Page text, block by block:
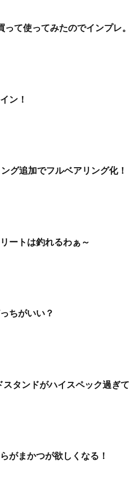
て使ってみたのでインプレ。
ン！
グ追加でフルベアリング化！
ートは釣れるわぁ～
ちがいい？
タンドがハイスペック過ぎて
がまかつが欲しくなる！